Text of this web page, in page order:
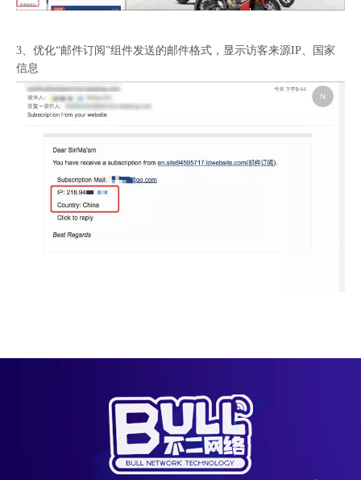
3、优化“邮件订阅”组件发送的邮件格式，显示访客来源IP、国家
信息